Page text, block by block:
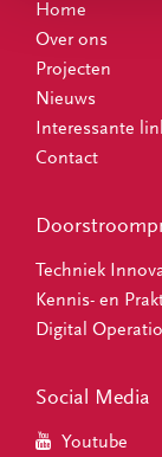
Home
Over ons
Projecten
Nieuws
Interessante
Contact
Techniek
Kennis- en
Digital
Social Media
Youtube